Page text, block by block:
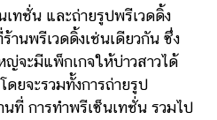
น และถ่ายรูปพรีเวดดิ้ง
านพรีเวดดิ้งเช่นเดียวกัน ซึ่ง
จะมีแพ็กเกจให้บ่าวสาวได้
ยจะรวมทั้งการถ่ายรูป
ที่ การทำพรีเซ็นเทชั่น รวมไป